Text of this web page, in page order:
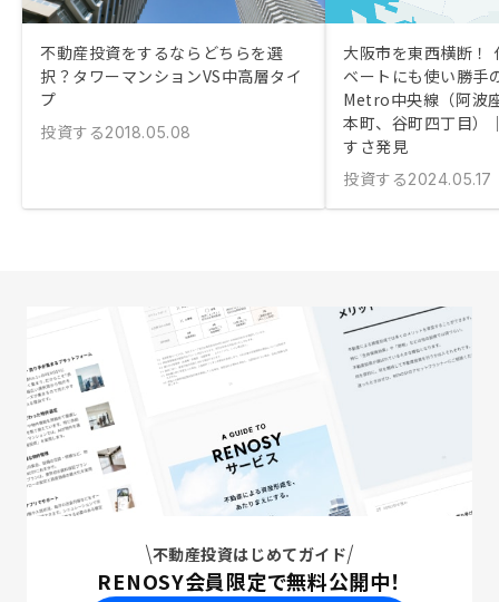
不動産投資をするならどちらを選
択？タワーマンションVS中高層タイ
プ
投資する2018.05.08
大阪市を東西横断！
ベートにも使い勝手
Metro中央線（阿波
本町、谷町四丁目）
すさ発見
投資する2024.05.17
不動産投資はじめてガイド
RENOSY会員限定で無料公開中！